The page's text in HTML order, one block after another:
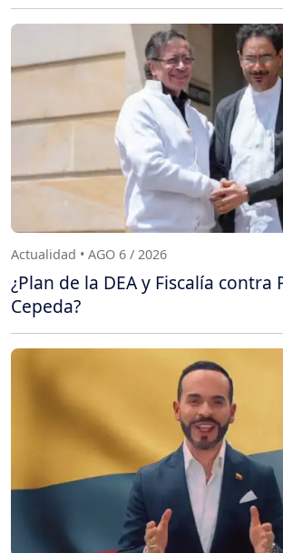
Actualidad • AGO 6 / 2026
¿Plan de la DEA y Fiscalía contra
Cepeda?